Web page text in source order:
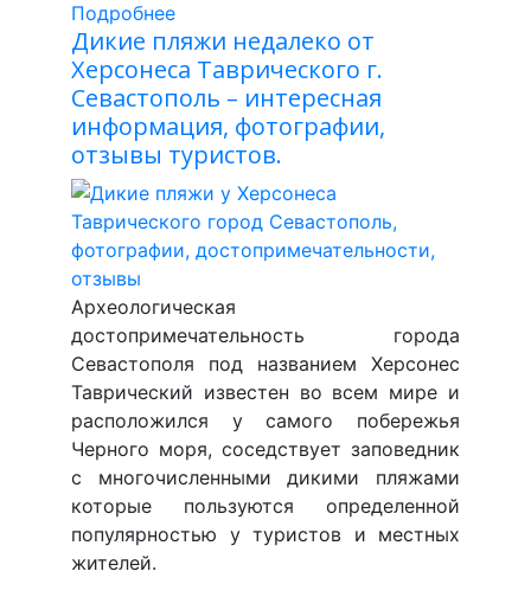
Подробнее
Дикие пляжи недалеко от
Херсонеса Таврического г.
Севастополь – интересная
информация, фотографии,
отзывы туристов.
Археологическая
достопримечательность города
Севастополя под названием Херсонес
Таврический известен во всем мире и
расположился у самого побережья
Черного моря, соседствует заповедник
с многочисленными дикими пляжами
которые пользуются определенной
популярностью у туристов и местных
жителей.